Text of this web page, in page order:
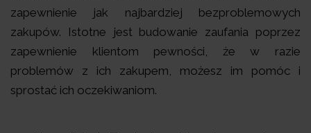
zapewnienie jak najbardziej bezproblemowych
zakupów. Istotne jest budowanie zaufania poprzez
zapewnienie klientom pewności, że w razie
problemów z ich zakupem, możesz im pomóc i
sprostać ich oczekiwaniom.